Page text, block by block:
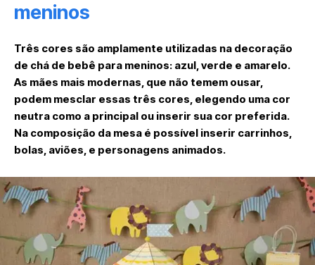
meninos
Três cores são amplamente utilizadas na decoração
de chá de bebê para meninos: azul, verde e amarelo.
As mães mais modernas, que não temem ousar,
podem mesclar essas três cores, elegendo uma cor
neutra como a principal ou inserir sua cor preferida.
Na composição da mesa é possível inserir carrinhos,
bolas, aviões, e personagens animados.